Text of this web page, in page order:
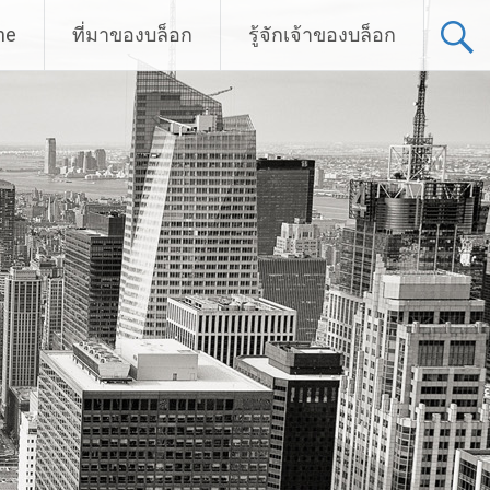
ที่มาของบล็อก รู้จักเจ้าของบล็อก